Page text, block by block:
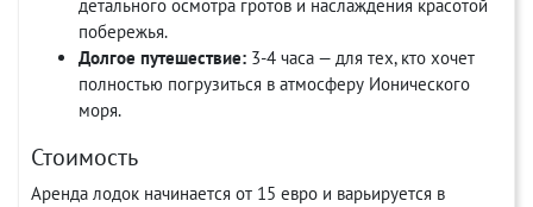
детального осмотра гротов и наслаждения красотой
побережья.
Долгое путешествие: 3-4 часа — для тех, кто хочет
полностью погрузиться в атмосферу Ионического
моря.
Стоимость
Аренда лодок начинается от 15 евро и варьируется в